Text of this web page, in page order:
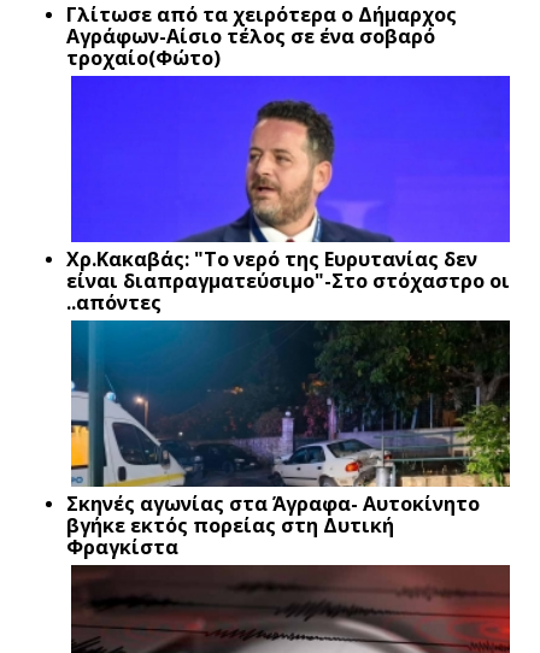
Γλίτωσε από τα χειρότερα ο Δήμαρχος
Αγράφων-Αίσιο τέλος σε ένα σοβαρό
τροχαίο(Φώτο)
Xρ.Κακαβάς: "Το νερό της Ευρυτανίας δεν
είναι διαπραγματεύσιμο"-Στο στόχαστρο οι
..απόντες
Σκηνές αγωνίας στα Άγραφα- Αυτοκίνητο
βγήκε εκτός πορείας στη Δυτική
Φραγκίστα